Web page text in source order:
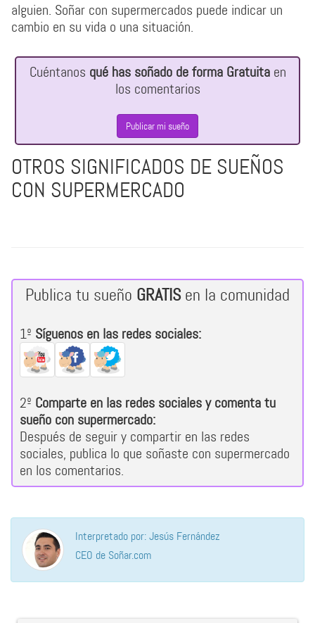
alguien. Soñar con supermercados puede indicar un
cambio en su vida o una situación.
Cuéntanos qué has soñado de forma Gratuitaen
los comentarios
Publicar mi sueño
OTROS SIGNIFICADOS DE SUEÑOS
CON SUPERMERCADO
Publica tu sueño GRATISen la comunidad
1º Síguenos en las redes sociales:
2º Comparte en las redes sociales y comenta tu
sueño con supermercado:
Después de seguir y compartir en las redes
sociales, publica lo que soñaste con supermercado
en los comentarios.
Interpretado por: Jesús Fernández
CEO de Soñar.com